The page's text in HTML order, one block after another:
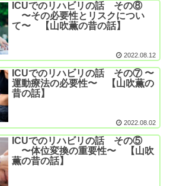
ICUでのリハビリの話 その⑧
〜その必要性とリスクについ
て〜 【山吹薫の昔の話】
2022.08.12
ICUでのリハビリの話 その⑦ 〜
運動療法の必要性〜 【山吹薫の
昔の話】
2022.08.02
ICUでのリハビリの話 その⑤
〜体位変換の重要性〜 【山吹
薫の昔の話】